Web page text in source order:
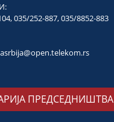
,035/252-887,035/8852-883
ПРЕДСЕДНИШТВА